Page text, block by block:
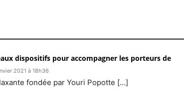
dispositifs pour accompagner les porteurs de
2021 à 18h36
fondée par Youri Popotte […]